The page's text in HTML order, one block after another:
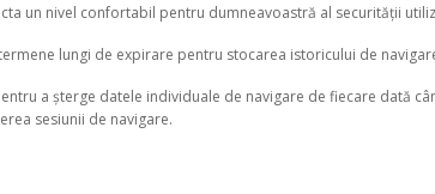
un nivel confortabil pentru dumneavoastră al securității
lungi de expirare pentru stocarea istoricului de
a șterge datele individuale de navigare de fiecare dată
sesiunii de navigare.